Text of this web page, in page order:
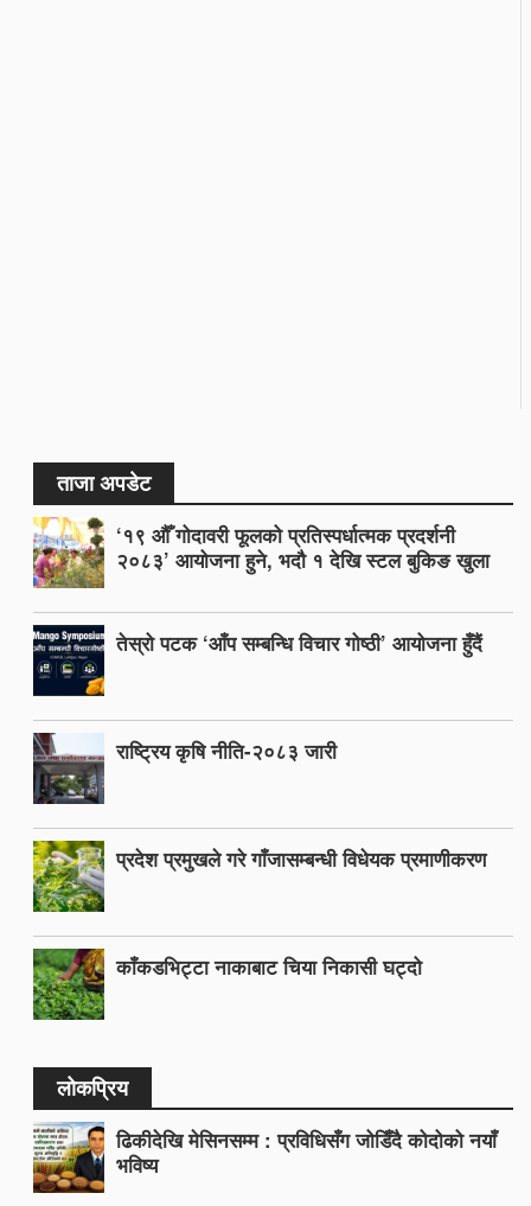
ताजा अपडेट
‘१९ औँ गोदावरी फूलको प्रतिस्पर्धात्मक प्रदर्शनी
२०८३’ आयोजना हुने, भदौ १ देखि स्टल बुकिङ खुला
तेस्रो पटक ‘आँप सम्बन्धि विचार गोष्ठी’ आयोजना हुँदैं
राष्ट्रिय कृषि नीति-२०८३ जारी
प्रदेश प्रमुखले गरे गाँजासम्बन्धी विधेयक प्रमाणीकरण
काँकडभिट्टा नाकाबाट चिया निकासी घट्दो
लोकप्रिय
ढिकीदेखि मेसिनसम्म : प्रविधिसँग जोडिँदै कोदोको नयाँ
भविष्य